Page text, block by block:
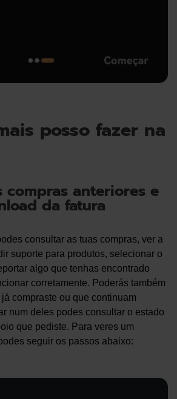
posso fazer na
compras anteriores e
da fatura
consultar as tuas compras, ver a
suporte para produtos, selecionar o
algo que tenhas encontrado
corretamente. Poderás também
compraste ou que continuam
num deles podes consultar o estado
que pediste. Para veres um
seguir os passos abaixo: